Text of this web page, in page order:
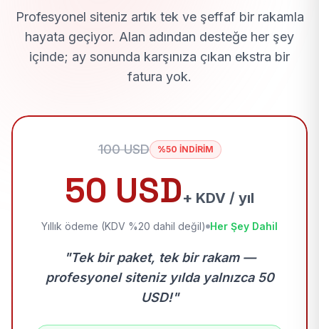
Profesyonel siteniz artık tek ve şeffaf bir rakamla
hayata geçiyor. Alan adından desteğe her şey
içinde; ay sonunda karşınıza çıkan ekstra bir
fatura yok.
100 USD %50 İNDİRİM
50 USD+ KDV / yıl
Yıllık ödeme (KDV %20 dahil değil) Her Şey Dahil
"Tek bir paket, tek bir rakam —
profesyonel siteniz yılda yalnızca 50
USD!"